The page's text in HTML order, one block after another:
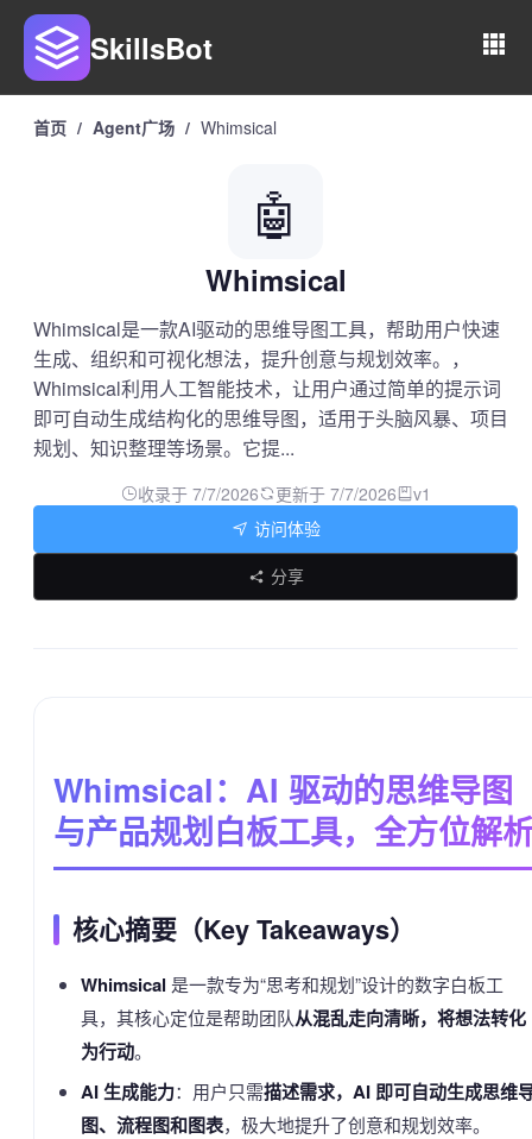
SkillsBot
首页 / Agent广场 / Whimsical
🤖
Whimsical
Whimsical是一款AI驱动的思维导图工具，帮助用户快速
生成、组织和可视化想法，提升创意与规划效率。，
Whimsical利用人工智能技术，让用户通过简单的提示词
即可自动生成结构化的思维导图，适用于头脑风暴、项目
规划、知识整理等场景。它提...
收录于 7/7/2026 更新于 7/7/2026 v1
访问体验
分享
Whimsical：AI 驱动的思维导图
与产品规划白板工具，全方位解
核心摘要（Key Takeaways）
Whimsical 是一款专为“思考和规划”设计的数字白板工
具，其核心定位是帮助团队从混乱走向清晰，将想法转化
为行动。
AI 生成能力：用户只需描述需求，AI 即可自动生成思维
图、流程图和图表，极大地提升了创意和规划效率。